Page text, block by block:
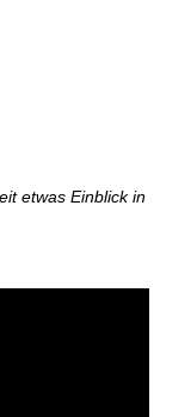
etwas Einblick in